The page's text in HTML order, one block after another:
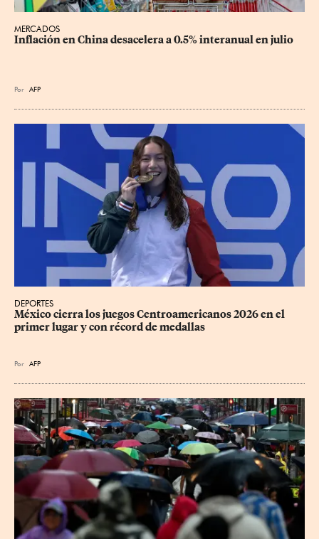
MERCADOS
Inflación en China desacelera a 0.5% interanual en julio
Por AFP
DEPORTES
México cierra los juegos Centroamericanos 2026 en el
primer lugar y con récord de medallas
Por AFP